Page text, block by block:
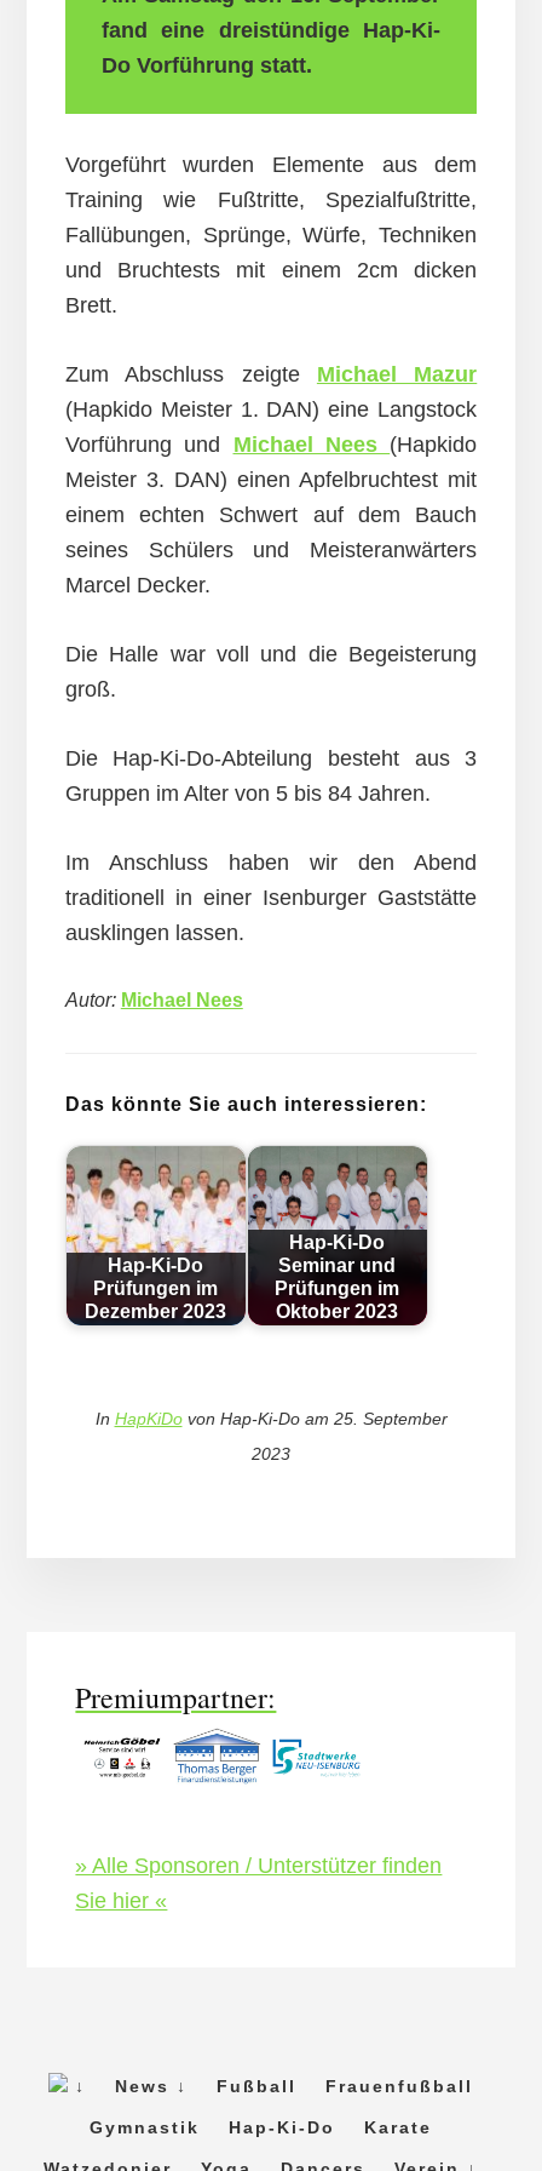
fand eine dreistündige Hap-Ki-
Do Vorführung statt.
Vorgeführt wurden Elemente aus dem
Training wie Fußtritte, Spezialfußtritte,
Fallübungen, Sprünge, Würfe, Techniken
und Bruchtests mit einem 2cm dicken
Brett.
Zum Abschluss zeigte Michael Mazur
(Hapkido Meister 1. DAN) eine Langstock
Vorführung und Michael Nees (Hapkido
Meister 3. DAN) einen Apfelbruchtest mit
einem echten Schwert auf dem Bauch
seines Schülers und Meisteranwärters
Marcel Decker.
Die Halle war voll und die Begeisterung
groß.
Die Hap-Ki-Do-Abteilung besteht aus 3
Gruppen im Alter von 5 bis 84 Jahren.
Im Anschluss haben wir den Abend
traditionell in einer Isenburger Gaststätte
ausklingen lassen.
Autor: Michael Nees
Das könnte Sie auch interessieren:
Hap-Ki-Do
Prüfungen im
Dezember 2023
Hap-Ki-Do
Seminar und
Prüfungen im
Oktober 2023
In HapKiDovon Hap-Ki-Doam 25. September
2023
Premiumpartner:
» Alle Sponsoren / Unterstützer finden
Sie hier «
↓ News ↓ Fußball Frauenfußball
Gymnastik Hap-Ki-Do Karate